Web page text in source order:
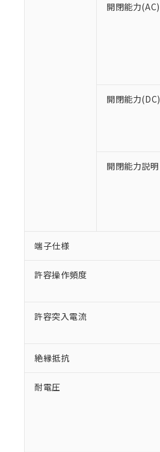
開閉能力(AC)
開閉能力(DC)
開閉能力説明
端子仕様
許容操作頻度
許容突入電流
絶縁抵抗
耐電圧